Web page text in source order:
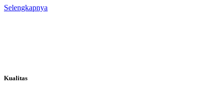
Selengkapnya
Kualitas